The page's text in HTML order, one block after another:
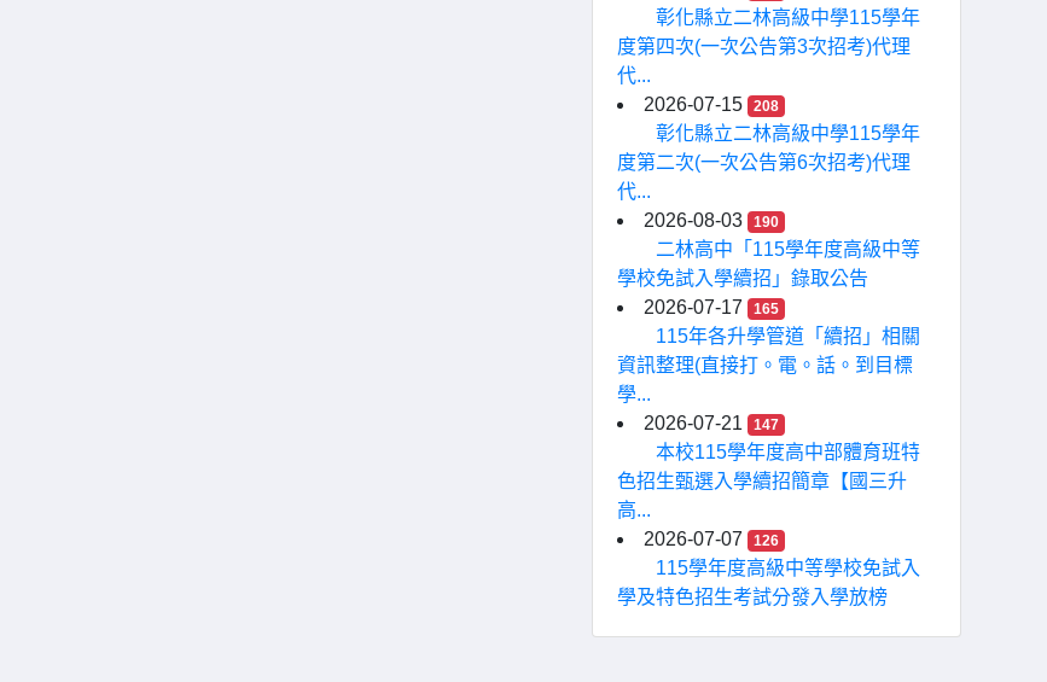
彰化縣立二林高級中學115學年
度第四次(一次公告第3次招考)代理
代...
2026-07-15
208
彰化縣立二林高級中學115學年
度第二次(一次公告第6次招考)代理
代...
2026-08-03
190
二林高中「115學年度高級中等
學校免試入學續招」錄取公告
2026-07-17
165
115年各升學管道「續招」相關
資訊整理(直接打。電。話。到目標
學...
2026-07-21
147
本校115學年度高中部體育班特
色招生甄選入學續招簡章【國三升
高...
2026-07-07
126
115學年度高級中等學校免試入
學及特色招生考試分發入學放榜